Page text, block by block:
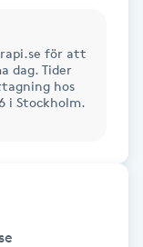
för att
dag. Tider
hos
i Stockholm.